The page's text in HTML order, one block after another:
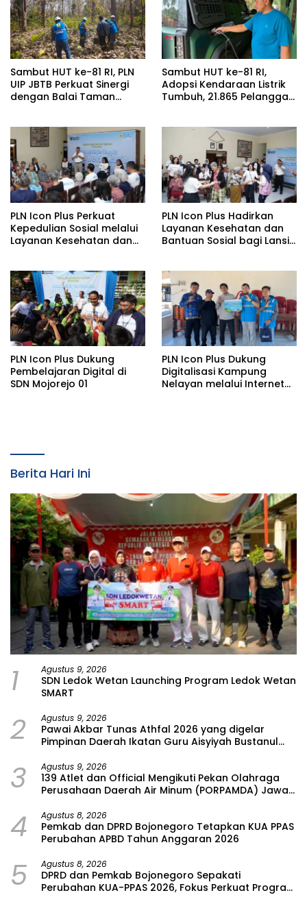
Sambut HUT ke-81 RI, PLN
UIP JBTB Perkuat Sinergi
dengan Balai Taman
SUTET 500 kV Paiton–
Watudodol/Kalipuro
Sambut HUT ke-81 RI,
Adopsi Kendaraan Listrik
Tumbuh, 21.865 Pelanggan
pada Semester I 2026
PLN Icon Plus Perkuat
Kepedulian Sosial melalui
Layanan Kesehatan dan
PLN Icon Plus Hadirkan
Layanan Kesehatan dan
Bantuan Sosial bagi Lansia
PLN Icon Plus Dukung
Pembelajaran Digital di
SDN Mojorejo 01
PLN Icon Plus Dukung
Digitalisasi Kampung
Nelayan melalui Internet
Berita Hari Ini
1 Agustus 9, 2026
SDN Ledok Wetan Launching Program Ledok Wetan
SMART
2 Agustus 9, 2026
Pawai Akbar Tunas Athfal 2026 yang digelar
Pimpinan Daerah Ikatan Guru Aisyiyah Bustanul
3 Agustus 9, 2026
139 Atlet dan Official Mengikuti Pekan Olahraga
Perusahaan Daerah Air Minum (PORPAMDA) Jawa
4 Agustus 8, 2026
Pemkab dan DPRD Bojonegoro Tetapkan KUA PPAS
Perubahan APBD Tahun Anggaran 2026
5 Agustus 8, 2026
DPRD dan Pemkab Bojonegoro Sepakati
Perubahan KUA-PPAS 2026, Fokus Perkuat Program